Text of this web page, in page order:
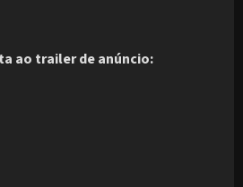
ao trailer de anúncio: